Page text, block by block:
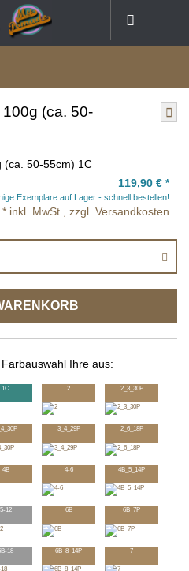
(ca. 50-
119,90 € *
Exemplare auf Lager - schnell bestellen!
* inkl. MwSt., zzgl. Versandkosten
Ihre aus:
1C 2 2_3_30P
3_4_29P 2_6_18P
4B 4-6 4B_5_14P
5-12 6B 6B_7P
18 6B_8_14P 7